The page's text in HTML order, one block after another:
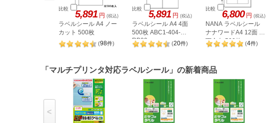
比較 5,891 円 (税込)
ラベルシール A4 ノー
カット 500枚
(98件)
比較 5,891 円 (税込)
ラベルシール A4 4面
500枚 ABC1-404-
RB09
(20件)
比較 6,800 円 (税込)
NANA ラベルシール
ナナワードA4 12面 上
下余白 500枚
LDW12P
(4件)
「マルチプリンタ対応ラベルシール」の新着商品
<